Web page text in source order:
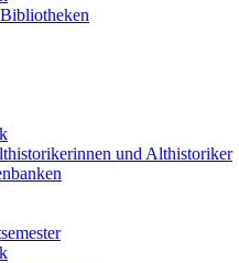
und Althistoriker